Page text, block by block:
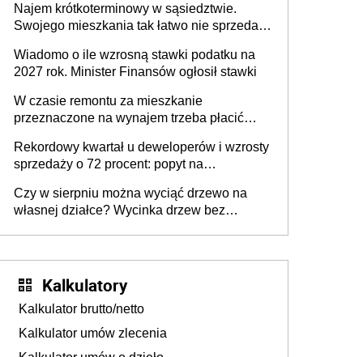
Najem krótkoterminowy w sąsiedztwie.
Swojego mieszkania tak łatwo nie sprzedaż
Wiadomo o ile wzrosną stawki podatku na
2027 rok. Minister Finansów ogłosił stawki
W czasie remontu za mieszkanie
przeznaczone na wynajem trzeba płacić
realizuje w nim potrzeb mieszkaniowych
Rekordowy kwartał u deweloperów i wzrosty
sprzedaży o 72 procent: popyt na
Czy w sierpniu można wyciąć drzewo na
własnej działce? Wycinka drzew bez
Kalkulatory
Kalkulator brutto/netto
Kalkulator umów zlecenia